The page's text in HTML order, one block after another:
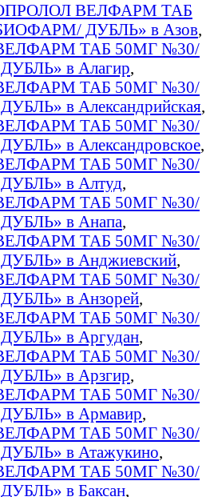
ВЕЛФАРМ ТАБ
ДУБЛЬ» в Азов,
ТАБ 50МГ №30/
в Алагир,
ТАБ 50МГ №30/
в Александрийская,
ТАБ 50МГ №30/
в Александровское,
ТАБ 50МГ №30/
в Алтуд,
ТАБ 50МГ №30/
в Анапа,
ТАБ 50МГ №30/
в Анджиевский,
ТАБ 50МГ №30/
в Анзорей,
ТАБ 50МГ №30/
в Аргудан,
ТАБ 50МГ №30/
в Арзгир,
ТАБ 50МГ №30/
в Армавир,
ТАБ 50МГ №30/
в Атажукино,
ТАБ 50МГ №30/
в Баксан,